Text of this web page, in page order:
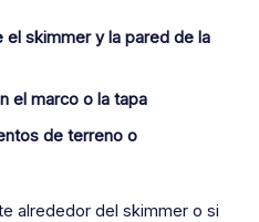
el skimmer y la pared de la
el marco o la tapa
de terreno o
alrededor del skimmer o si